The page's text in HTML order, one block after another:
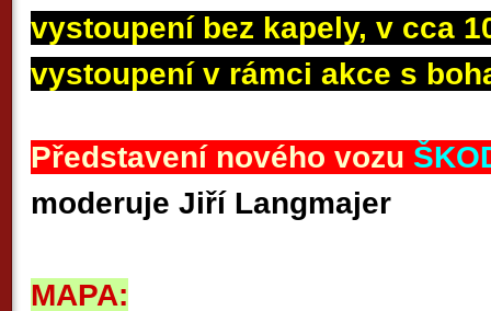
vystoupení bez kapely, v cca
vystoupení v rámci akce s
Představení nového vozu
moderuje Jiří Langmajer
MAPA: